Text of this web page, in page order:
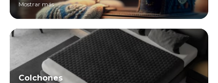
Mostrar más
Colchones